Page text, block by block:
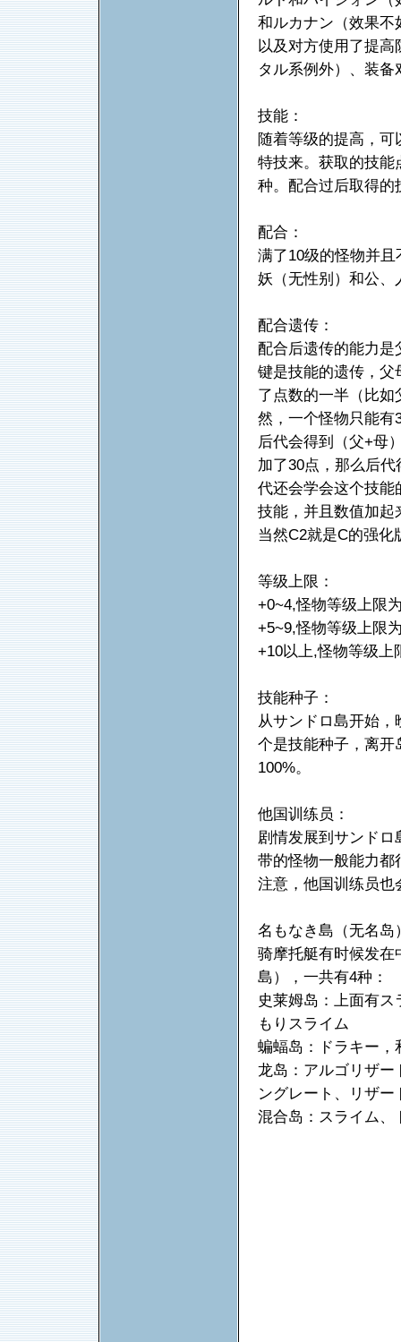
和ルカナン（效果不
以及对方使用了提
タル系例外）、装
技能：
随着等级的提高，
特技来。获取的技能
种。配合过后取得的
配合：
满了10级的怪物并
妖（无性别）和公
配合遗传：
配合后遗传的能力是
键是技能的遗传，父
了点数的一半（比如
然，一个怪物只能有
后代会得到（父+母
加了30点，那么后
代还会学会这个技能
技能，并且数值加起
当然C2就是C的强化
等级上限：
+0~4,怪物等级上限
+5~9,怪物等级上限
+10以上,怪物等级上
技能种子：
从サンドロ島开始
个是技能种子，离开
100%。
他国训练员：
剧情发展到サンド
带的怪物一般能力都
注意，他国训练员也
名もなき島（无名岛
骑摩托艇有时候发在
島），一共有4种：
史莱姆岛：上面有
もりスライム
蝙蝠岛：ドラキー，
龙岛：アルゴリザー
ングレート、リザー
混合岛：スライム、